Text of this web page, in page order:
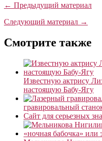
← Предыдущий материал
Следующий материал →
Смотрите также
Известную актрису
настоящую Бабу-Ягу
гравировальный
Сайт для серьезных